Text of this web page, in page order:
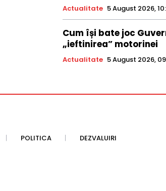
Actualitate 5 August 2026,
Cum își bate joc
„ieftinirea” motorinei
Actualitate 5 August 2026,
POLITICA DEZVALUIRI